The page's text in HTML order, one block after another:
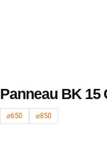
Panneau BK 15
⌀650 ⌀850